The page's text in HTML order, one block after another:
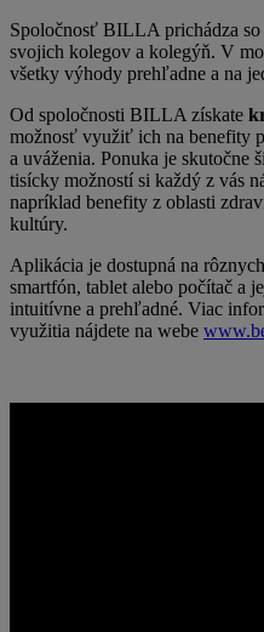
Spoločnosť BILLA prichádza
svojich kolegov a kolegýň. V
všetky výhody prehľadne a na
Od spoločnosti BILLA získate
možnosť využiť ich na benefity
a uváženia. Ponuka je skutočne
tisícky možností si každý z vás
napríklad benefity z oblasti
kultúry.
Aplikácia je dostupná na
smartfón, tablet alebo počítač a
intuitívne a prehľadné. Viac
využitia nájdete na webe